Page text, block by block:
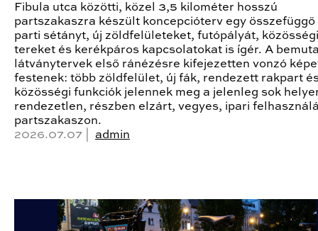
Fibula utca közötti, közel 3,5 kilométer hosszú
partszakaszra készült koncepcióterv egy összefüggő
parti sétányt, új zöldfelületeket, futópályát, közösségi
tereket és kerékpáros kapcsolatokat is ígér. A
látványtervek első ránézésre kifejezetten vonzó
festenek: több zöldfelület, új fák, rendezett rakpart
közösségi funkciók jelennek meg a jelenleg sok
rendezetlen, részben elzárt, vegyes, ipari
partszakaszon.
2026.07.07 | admin